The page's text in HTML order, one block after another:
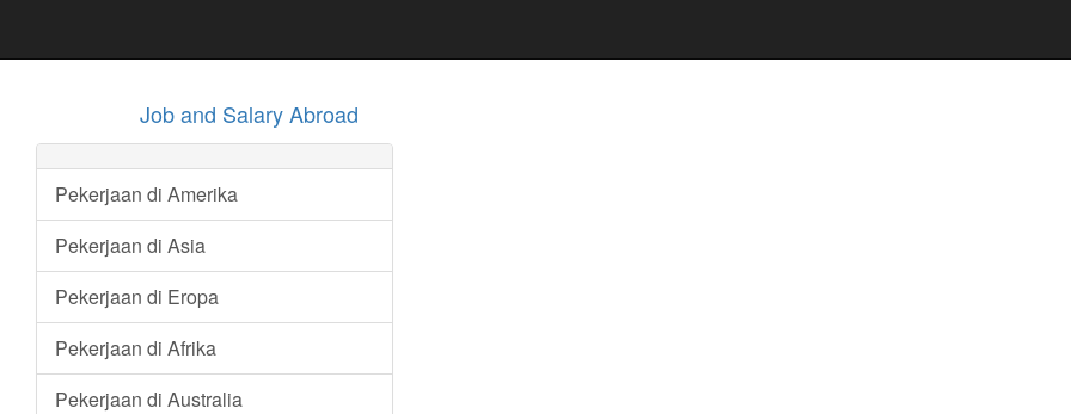
Job and Salary Abroad
Pekerjaan di Amerika
Pekerjaan di Asia
Pekerjaan di Eropa
Pekerjaan di Afrika
Pekerjaan di Australia